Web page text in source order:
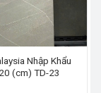
Nhập Khẩu
(cm) TD-23